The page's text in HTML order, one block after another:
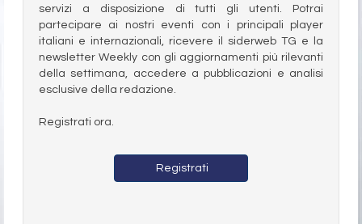
servizi a disposizione di tutti gli utenti. Potrai
partecipare ai nostri eventi con i principali player
italiani e internazionali, ricevere il siderweb TG e la
newsletter Weekly con gli aggiornamenti più rilevanti
della settimana, accedere a pubblicazioni e analisi
esclusive della redazione.
Registrati ora.
Registrati